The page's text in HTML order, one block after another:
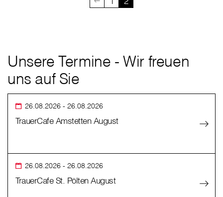
Unsere Termine - Wir freuen
uns auf Sie
26.08.2026 - 26.08.2026
TrauerCafe Amstetten August
26.08.2026 - 26.08.2026
TrauerCafe St. Pölten August